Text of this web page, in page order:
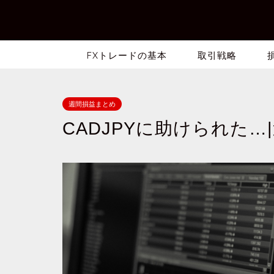
FXトレードの基本 取引戦略
週間損益まとめ
CADJPYに助けられた